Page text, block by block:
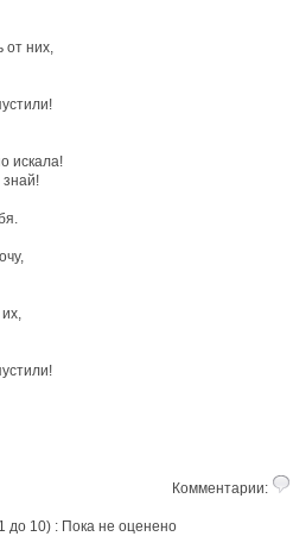
от них,
искала!
знай!
Комментарии:
до 10) : Пока не оценено